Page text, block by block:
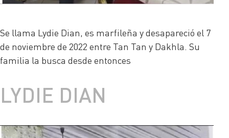
Se llama Lydie Dian, es marfileña y desapareció el 7
de noviembre de 2022 entre Tan Tan y Dakhla. Su
familia la busca desde entonces
LYDIE DIAN